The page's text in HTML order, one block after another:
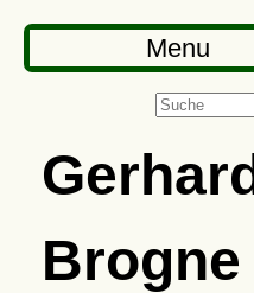
Menu
Brogne